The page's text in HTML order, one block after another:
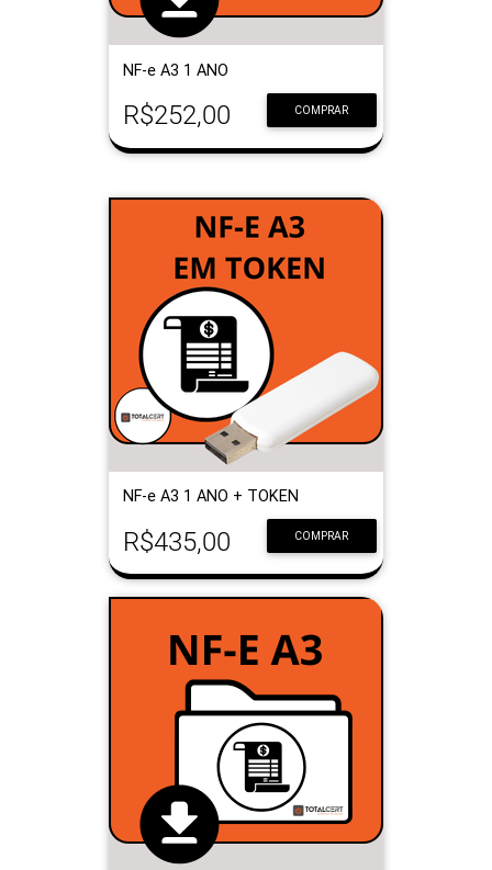
NF-e A3 1 ANO
COMPRAR
R$252,00
NF-e A3 1 ANO + TOKEN
COMPRAR
R$435,00